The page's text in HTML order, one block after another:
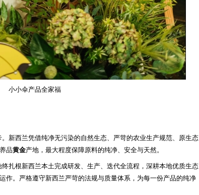
小小伞产品全家福
新西兰凭借纯净无污染的自然生态、严苛的农业生产规范、原生态
品黄金产地，最大程度保障原料的纯净、安全与天然。
扎根新西兰本土完成研发、生产、迭代全流程，深耕本地优质生态
作。 严格遵守新西兰严苛的法规与质量体系，为每一份产品的纯净